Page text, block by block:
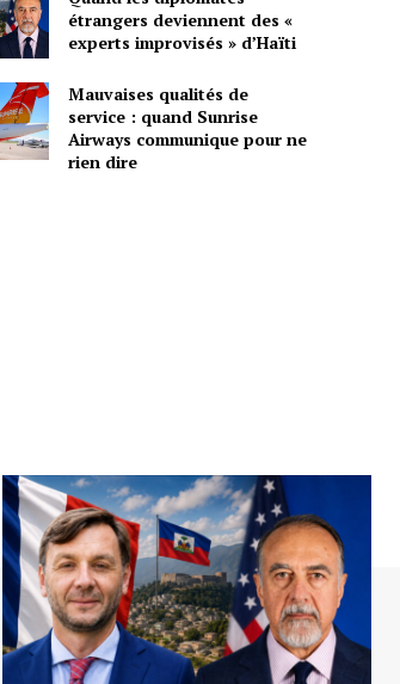
étrangers deviennent des «
experts improvisés » d’Haïti
Mauvaises qualités de
service : quand Sunrise
Airways communique pour ne
rien dire